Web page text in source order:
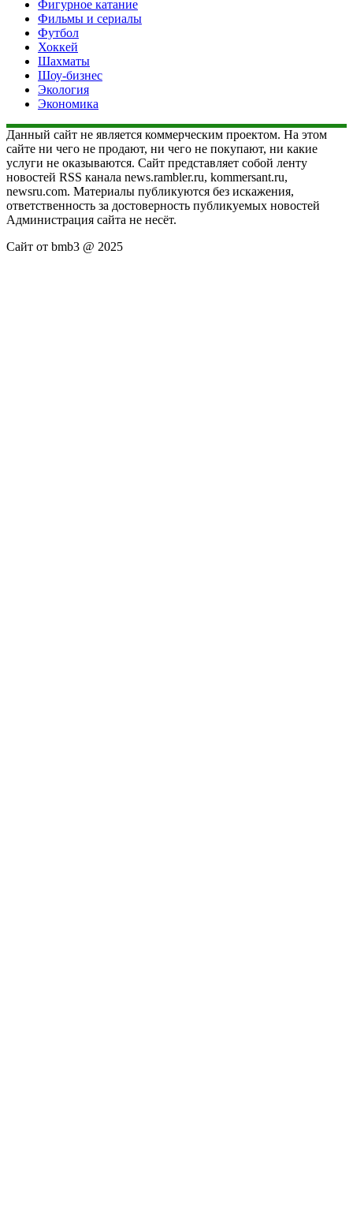
Фигурное катание
Фильмы и сериалы
Футбол
Хоккей
Шахматы
Шоу-бизнес
Экология
Экономика
Данный сайт не является коммерческим проектом. На этом
сайте ни чего не продают, ни чего не покупают, ни какие
услуги не оказываются. Сайт представляет собой ленту
новостей RSS канала news.rambler.ru, kommersant.ru,
newsru.com. Материалы публикуются без искажения,
ответственность за достоверность публикуемых новостей
Администрация сайта не несёт.
Сайт от bmb3 @ 2025